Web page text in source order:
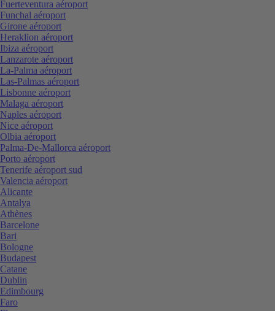
Fuerteventura aéroport
Funchal aéroport
Girone aéroport
Heraklion aéroport
Ibiza aéroport
Lanzarote aéroport
La-Palma aéroport
Las-Palmas aéroport
Lisbonne aéroport
Malaga aéroport
Naples aéroport
Nice aéroport
Olbia aéroport
Palma-De-Mallorca aéroport
Porto aéroport
Tenerife aéroport sud
Valencia aéroport
Alicante
Antalya
Athènes
Barcelone
Bari
Bologne
Budapest
Catane
Dublin
Edimbourg
Faro